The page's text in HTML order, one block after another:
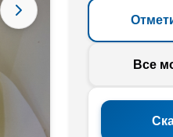
Все